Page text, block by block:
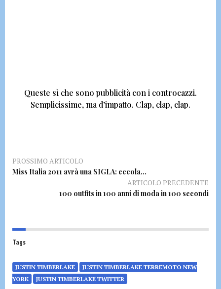
Queste sì che sono pubblicità con i controcazzi.
Semplicissime, ma d’impatto. Clap, clap, clap.
PROSSIMO ARTICOLO
Miss Italia 2011 avrà una SIGLA: eccola…
ARTICOLO PRECEDENTE
100 outfits in 100 anni di moda in 100 secondi
Tags
JUSTIN TIMBERLAKE
JUSTIN TIMBERLAKE TERREMOTO NEW
YORK
JUSTIN TIMBERLAKE TWITTER